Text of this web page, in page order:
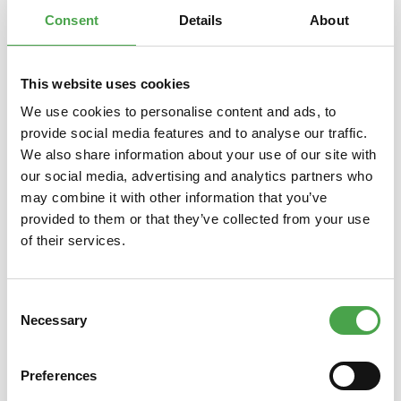
Consent Details About
This website uses cookies
We use cookies to personalise content and ads, to
provide social media features and to analyse our traffic.
We also share information about your use of our site with
our social media, advertising and analytics partners who
may combine it with other information that you’ve
provided to them or that they’ve collected from your use
of their services.
Selection
Necessary
Preferences
Produktgalerie überspringen
Verwandte Produkte